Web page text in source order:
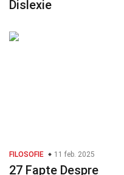
Dislexie
FILOSOFIE 11 feb. 2025
27 Fapte Despre